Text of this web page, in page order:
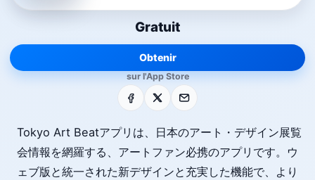
Gratuit
Obtenir
sur l'App Store
Facebook E-mail
Tokyo Art Beatアプリは、日本のアート・デザイン展覧
会情報を網羅する、アートファン必携のアプリです。ウ
ェブ版と統一された新デザインと充実した機能で、より